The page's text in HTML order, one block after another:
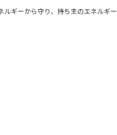
ギーから守り、持ち主のエネルギー